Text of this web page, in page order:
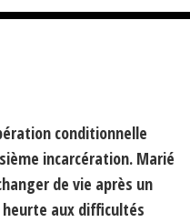
conditionnelle
incarcération. Marié
de vie après un
aux difficultés